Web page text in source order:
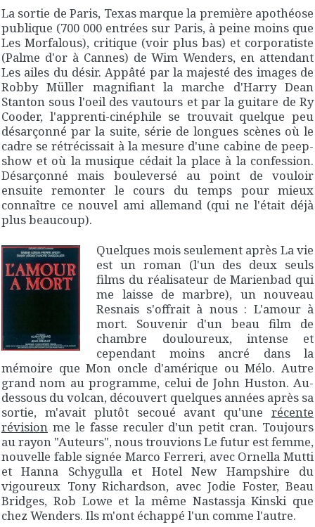
La sortie deParis, Texasmarque la première apothéose
publique (700 000 entrées sur Paris, à peine moins que
Les Morfalous), critique (voir plus bas) et corporatiste
(Palme d'or à Cannes) de Wim Wenders, en attendant
Les ailes du désir. Appâté par la majesté des images de
Robby Müller magnifiant la marche d'Harry Dean
Stanton sous l'oeil des vautours et par la guitare de Ry
Cooder, l'apprenti-cinéphile se trouvait quelque peu
désarçonné par la suite, série de longues scènes où le
cadre se rétrécissait à la mesure d'une cabine de peep-
show et où la musique cédait la place à la confession.
Désarçonné mais bouleversé au point de vouloir
ensuite remonter le cours du temps pour mieux
connaître ce nouvel ami allemand (qui ne l'était déjà
plus beaucoup).
Quelques mois seulement après La vie
est un roman(l'un des deux seuls
films du réalisateur deMarienbad qui
me laisse de marbre), un nouveau
Resnais s'offrait à nous : L'amour à
mort. Souvenir d'un beau film de
chambre douloureux, intense et
cependant moins ancré dans la
mémoire queMon oncle d'amérique ouMélo. Autre
grand nom au programme, celui de John Huston. Au-
dessous du volcan, découvert quelques années après sa
sortie, m'avait plutôt secoué avant qu'une récente
révision me le fasse reculer d'un petit cran. Toujours
au rayon "Auteurs", nous trouvionsLe futur est femme,
nouvelle fable signée Marco Ferreri, avec Ornella Mutti
et Hanna Schygulla et Hotel New Hampshire du
vigoureux Tony Richardson, avec Jodie Foster, Beau
Bridges, Rob Lowe et la même Nastassja Kinski que
chez Wenders. Ils m'ont échappé l'un comme l'autre.